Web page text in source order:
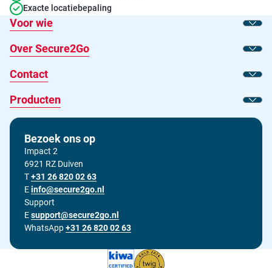
Exacte locatiebepaling
Voor wie
Toon
Over Secure2Go
Toon
Contact
Toon
Producten
Toon
Bezoek ons op
Impact 2
6921 RZ Duiven
TBel ons op
+31 26 820 02 63
EStuur ons een e-mail op
info@secure2go.nl
Support
EStuur onze support afdeling een e-mail op
support@secure2go.nl
WhatsApp+31 26 820 02 63